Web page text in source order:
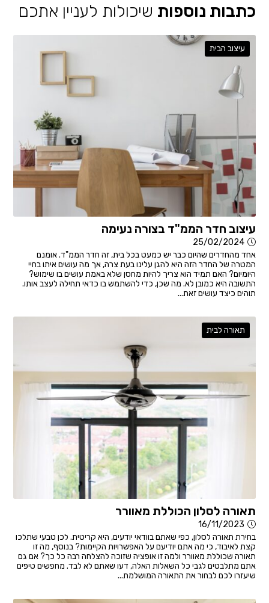
כתבות נוספות שיכולות לעניין אתכם
עיצוב הבית
עיצוב חדר הממ"ד בצורה נעימה
25/02/2024
אחד מהחדרים שהיום כבר יש כמעט בכל בית, זה חדר הממ"ד. אומנם
המטרה של החדר הזה היא להגן עלינו בעת צרה, אך מה עושים איתו בחיי
היומיום? האם תמיד הוא צריך להיות מחסן שלא באמת עושים בו שימוש?
התשובה היא כמובן לא. מה שכן, כדי להשתמש בו כדאי תחילה לעצב אותו.
תוהים כיצד עושים זאת...
תאורה לבית
תאורה לסלון הכוללת מאוורר
16/11/2023
בחירת תאורה לסלון, כפי שאתם בוודאי יודעים, היא קריטית. לכן טבעי שתלכו
קצת לאיבוד, כי מה אתם יודיעם על האפשרויות הקיימות? בנוסף, מה זו
תאורה שכוללת מאוורר ולמה זו אופציה שזוכה להצלחה רבה כל כך? אם גם
אתם מתלבטים לגבי כל השאלות האלה, דעו שאתם לא לבד. מחפשים טיפים
שיעזרו לכם לבחור את התאורה המושלמת...